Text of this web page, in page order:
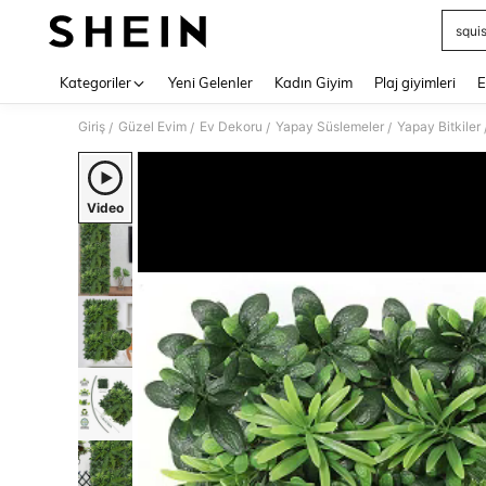
Kategoriler Yeni Gelenler Kadın Giyim Plaj giyimleri
Giriş / Güzel Evim / Ev Dekoru / Yapay Süslemeler / Yapay Bitkiler
Video